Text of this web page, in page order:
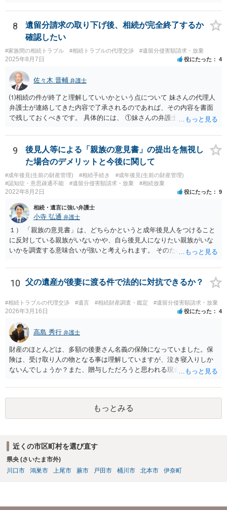
相談されるのが良いと思います。
8
遺留分請求の取り下げ後、相続が完全終了するか
確認したい
#家族間の相続トラブル #相続トラブルの代理交渉 #遺留分侵害額請求・放棄
2025年8月7日 役にたった 4
佐々木 晋輔 弁護士
⑴相続の件が終了と理解していいかという点について 妹さんの代理人
弁護士が連絡してきた内容で了承されるのであれば、その内容を書面
で残しておくべきです。 具体的には、 ①妹さんの弁護士に対して、連
の預金を振り込めば終了など）を記載した合意書等の書面を作成して
もらう。 ②相談者様はその書面の内容をしっかり確認する。納得でき
ない部分があれば、説明を求めたり、修正を求める。 なお、相続に
関してお互いに債権債務がないことを確認する旨を記載してもらいま
しょう。その記載があれば、相続の件は終了となります。 ③合意書等
が納得できる内容になれば、お互いに署名捺印する。 という流れで
捺印する前に、相談者様も別の弁護士に相談して確認してもらうので
もいいと思います。 ⑵振込先が弁護士宛であることについて 代理人弁
護士の預り口座を振込先とするのはよくあることです。 問題ないと思
います。
9
後見人等による「親族の意見書」の提出を無視し
た場合のデメリットと今後に関して
#成年後見(生前の財産管理) #相続手続き
#成年後見(生前の財産管理)
#認知症・意思疎通不能
#遺留分侵害額請求・放棄 #相続放棄
2022年8月2日 役にたった 9
相続・遺言に強い弁護士
小寺 弘通 弁護士
１） 「親族の意見書」は、どちらかというと成年後見人をつけること
に反対している親族がいないかや、自ら後見人になりたい親族がいな
いかを調査する意味合いが強いと考えられます。 そのため、ご相談の
す。 ２） 場合によっては、介護や被後見人の財産の処分等に関して、
後見人から相談があることも考えられます。 また、お祖母さんがお亡
くなりになった場合、相続人となる可能性がありますが、 その場合は
相続放棄されれば問題ありません。 ３） 完全に拒否する方法はないか
もしれませんが、 関わりを持ちたくないとのことでしたら、親族の意
見書にその旨を記載して提出しておけば良いかも知れません。 後見人
としても、関わりを拒否している親族にあえて連絡をしてくる可能性
は低いと考えられます。 以上、ご参考になさってください。
10 父の遺産が後妻に渡る件で法的に対抗できるか？
#相続トラブルの代理交渉 #遺言 #相続財産調査・鑑定 #遺留分侵害額請求・放棄
2026年3月16日 役にたった 4
高島 秀行 弁護士
財産のほとんどは、多額の後妻さん名義の保険になっていました。保
険は、受け取り人の物となる事は理解していますが、泣き寝入りしか
ないんでしょうか？また、贈与しただろうと思われる現金の引き出し
うか？ 保険は原則として受取人のものですが、遺産全体での保険金
の割合が高い場合、掛け金が一括払いで、保険金が掛け金の額と同様
の額の場合などは特別受益として遺留分の対象となる可能性がありま
す。 多額の現金の引き出しは、相手に渡ったかどうか、そのとき父
もっとみる
近くの市区町村を選び直す
県央 (さいたま市外)
川口市
鴻巣市 上尾市 蕨市 戸田市 桶川市 北本市 伊奈町